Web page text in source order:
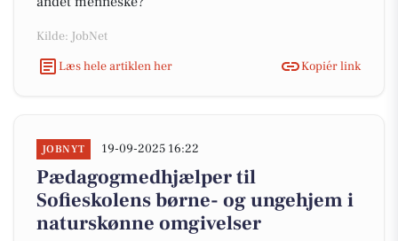
Kilde: JobNet
Læs hele artiklen her
Kopiér link
JOBNYT 19-09-2025 16:22
Pædagogmedhjælper til
Sofieskolens børne- og ungehjem i
naturskønne omgivelser